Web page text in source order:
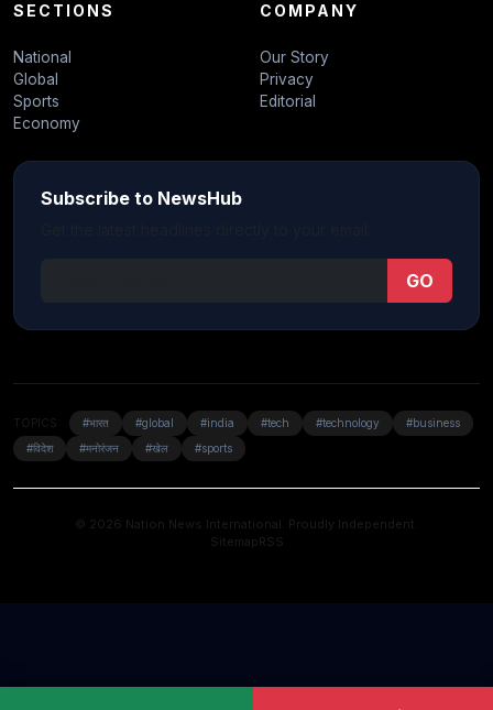
SECTIONS
National
Global
Sports
Economy
COMPANY
Our Story
Privacy
Editorial
Subscribe to NewsHub
GO
TOPICS: #भारत #global #india #tech #technology
#business
#विदेश
#मनोरंजन #खेल #sports
© 2026 Nation News International. Proudly Independent.
SitemapRSS